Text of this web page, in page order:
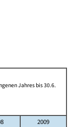
Jahres bis 30.6.
2009